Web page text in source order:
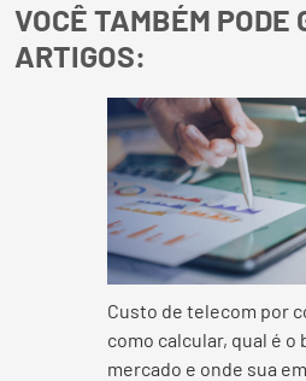
VOCÊ TAMBÉM PODE
ARTIGOS:
Custo de telecom por
como calcular, qual é o
mercado e onde sua